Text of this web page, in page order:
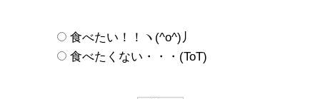
食べたい！！ヽ(^o^)丿
食べたくない・・・(ToT)